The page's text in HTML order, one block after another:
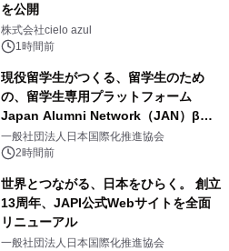
を公開
株式会社cielo azul
1時間前
現役留学生がつくる、留学生のため
の、留学生専用プラットフォーム
Japan Alumni Network（JAN）β版
をリリース
一般社団法人日本国際化推進協会
2時間前
世界とつながる、日本をひらく。 創立
13周年、JAPI公式Webサイトを全面
リニューアル
一般社団法人日本国際化推進協会